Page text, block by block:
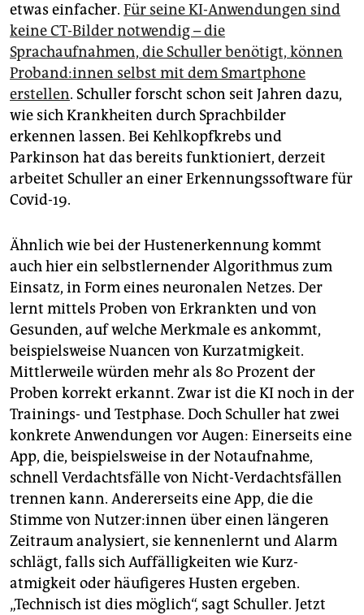
etwas einfacher. Für seine KI-Anwendungen sind
keine CT-Bilder notwendig – die
Sprachaufnahmen, die Schuller benötigt, können
Pro­ban­d:in­nen selbst mit dem Smartphone
erstellen. Schuller forscht schon seit Jahren dazu,
wie sich Krankheiten durch Sprachbilder
erkennen lassen. Bei Kehlkopfkrebs und
Parkinson hat das bereits funktioniert, derzeit
arbeitet Schuller an einer Erkennungssoftware für
Covid-19.
Ähnlich wie bei der Hustenerkennung kommt
auch hier ein selbstlernender Algorithmus zum
Einsatz, in Form eines neuronalen Netzes. Der
lernt mittels Proben von Erkrankten und von
Gesunden, auf welche Merkmale es ankommt,
beispielsweise Nuancen von Kurzatmigkeit.
Mittlerweile würden mehr als 80 Prozent der
Proben korrekt erkannt. Zwar ist die KI noch in der
Trainings- und Testphase. Doch Schuller hat zwei
konkrete Anwendungen vor Augen: Einerseits eine
App, die, beispielsweise in der Notaufnahme,
schnell Verdachtsfälle von Nicht-Verdachtsfällen
trennen kann. Andererseits eine App, die die
Stimme von Nut­ze­r:in­nen über einen längeren
Zeitraum analysiert, sie kennenlernt und Alarm
schlägt, falls sich Auffälligkeiten wie Kurz­
atmigkeit oder häufigeres Husten ergeben.
„Technisch ist dies möglich“, sagt Schuller. Jetzt